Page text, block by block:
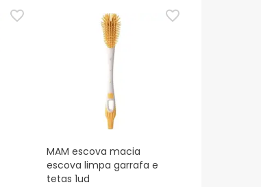
MAM escova macia
escova limpa garrafa e
tetas 1ud